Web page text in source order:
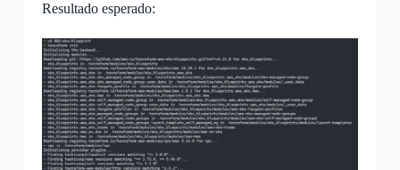
Resultado esperado: